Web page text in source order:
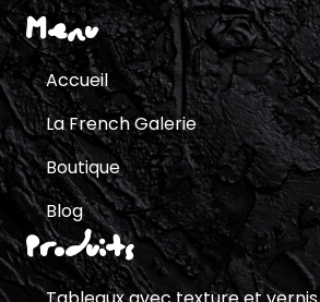
Menu
Accueil
La French Galerie
Boutique
Blog
Produits